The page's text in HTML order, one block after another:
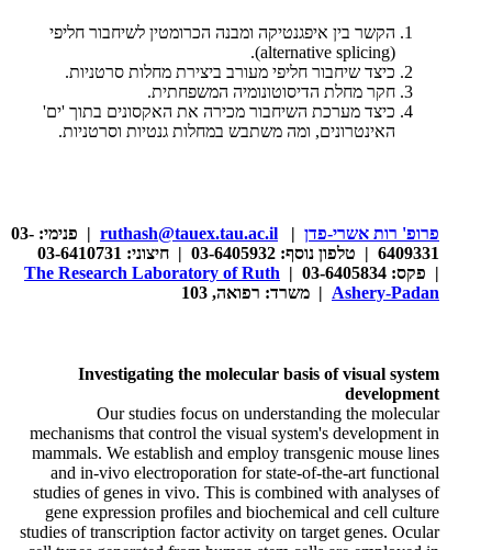
הקשר בין איפגנטיקה ומבנה הכרומטין לשיחבור חליפי
(
alternative splicing
).
כיצד שיחבור חליפי מעורב ביצירת מחלות סרטניות.
חקר מחלת הדיסוטונומיה המשפחתית.
כיצד מערכת השיחבור מכירה את האקסונים בתוך 'ים'
האינטרונים, ומה משתבש במחלות גנטיות וסרטניות.
פרופ' רות אשרי-פדן |
ruthash@tauex.tau.ac.il
| פנימי: 03-
| פקס: 03-6405834 |
The Research Laboratory of Ruth
Ashery-Padan | משרד: רפואה, 103
Investigating the molecular basis of visual system
development
Our studies focus on understanding the molecular
mechanisms that control the visual system's development in
mammals. We establish and employ transgenic mouse lines
and in-vivo electroporation for state-of-the-art functional
studies of genes in vivo. This is combined with analyses of
gene expression profiles and biochemical and cell culture
studies of transcription factor activity on target genes. Ocular